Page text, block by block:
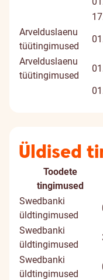
Arvelduslaenu
tüütingimused
Arvelduslaenu
tüütingimused
Üldised
Toodete
tingimused
Swedbanki
üldtingimused
Swedbanki
üldtingimused
Swedbanki
üldtingimused